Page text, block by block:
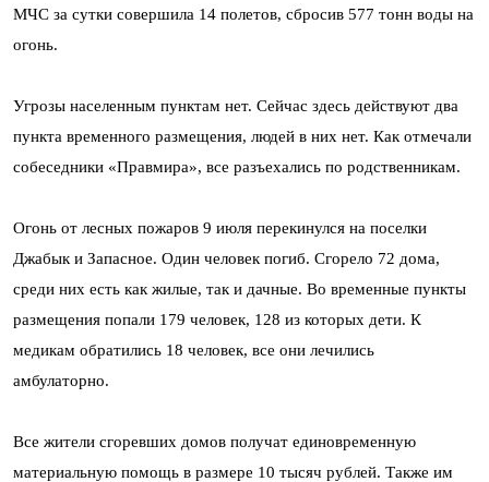
МЧС за сутки совершила 14 полетов, сбросив 577 тонн воды на
огонь.
Угрозы населенным пунктам нет. Сейчас здесь действуют два
пункта временного размещения, людей в них нет. Как отмечали
собеседники «Правмира», все разъехались по родственникам.
Огонь от лесных пожаров 9 июля перекинулся на поселки
Джабык и Запасное. Один человек погиб. Сгорело 72 дома,
среди них есть как жилые, так и дачные. Во временные пункты
размещения попали 179 человек, 128 из которых дети. К
медикам обратились 18 человек, все они лечились
амбулаторно.
Все жители сгоревших домов получат единовременную
материальную помощь в размере 10 тысяч рублей. Также им